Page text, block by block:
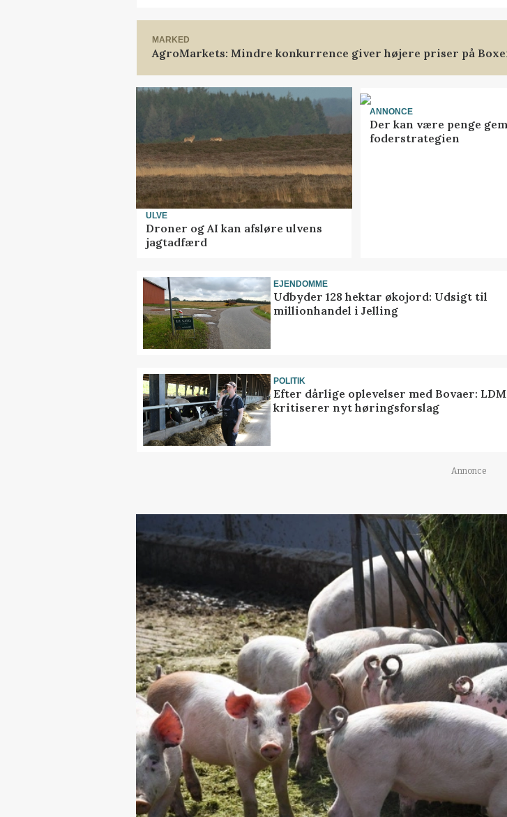
MARKED
AgroMarkets: Mindre konkurrence giver højere priser på
ULVE
Droner og AI kan afsløre ulvens
jagtadfærd
ANNONCE
Der kan være penge
foderstrategien
EJENDOMME
Udbyder 128 hektar økojord: Udsigt til
millionhandel i Jelling
POLITIK
Efter dårlige oplevelser med Bovaer:
kritiserer nyt høringsforslag
Annonce